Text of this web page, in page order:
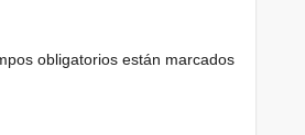
obligatorios están marcados